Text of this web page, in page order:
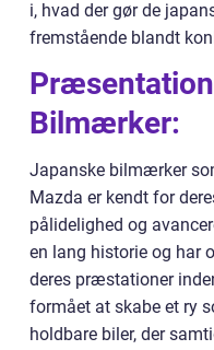
i, hvad der gør de
fremstående blandt
Bilmærker:
Japanske bilmærker
Mazda er kendt for
pålidelighed og
en lang historie og har
deres præstationer
formået at skabe et ry
holdbare biler, der